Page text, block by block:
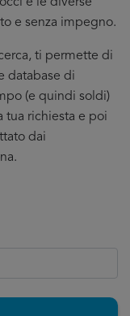
e senza impegno.
ti permette di
database di
(e quindi soldi)
tua richiesta e poi
dai